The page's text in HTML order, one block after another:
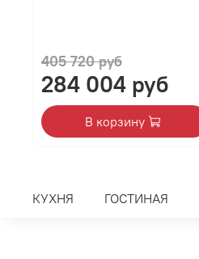
405 720 руб
284 004 руб
В корзину
КУХНЯ ГОСТИНАЯ